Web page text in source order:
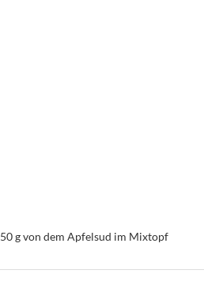
g von dem Apfelsud im Mixtopf